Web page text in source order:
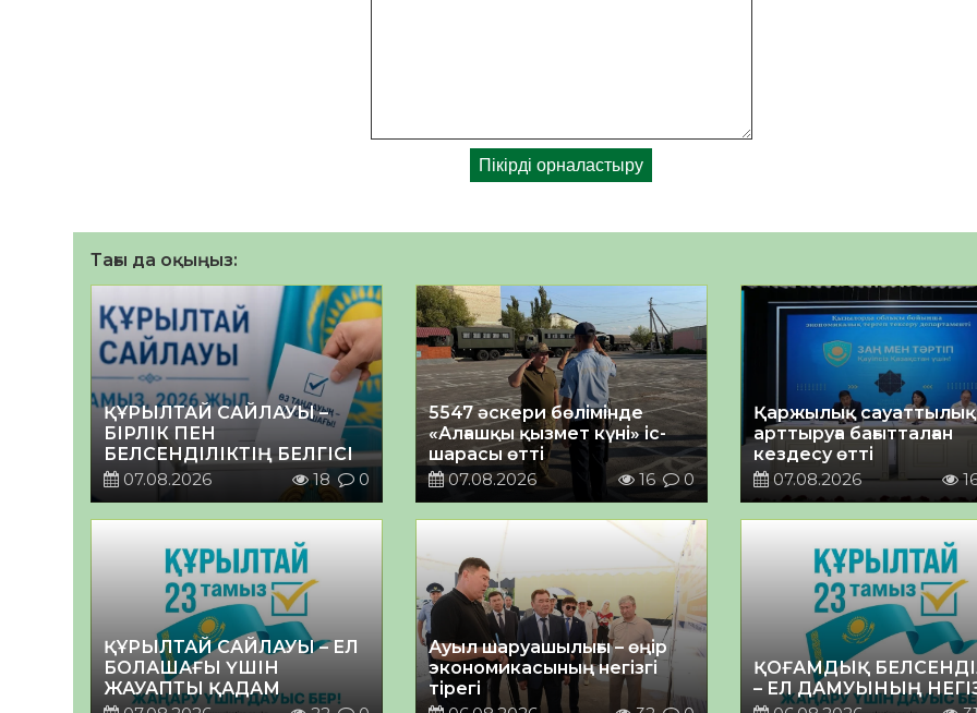
Тағы да оқыңыз:
ҚҰРЫЛТАЙ САЙЛАУЫ –
БІРЛІК ПЕН
БЕЛСЕНДІЛІКТІҢ БЕЛГІСІ
07.08.2026
18 0
5547 әскери бөлімінде
«Алғашқы қызмет күні» іс-
шарасы өтті
07.08.2026
16 0
Қаржылық
арттыруға бағытталған
кездесу өтті
07.08.2026
ҚҰРЫЛТАЙ САЙЛАУЫ – ЕЛ
БОЛАШАҒЫ ҮШІН
ЖАУАПТЫ ҚАДАМ
Ауыл шаруашылығы – өңір
экономикасының негізгі
тірегі
ҚОҒАМДЫҚ
– ЕЛ ДАМУЫНЫҢ